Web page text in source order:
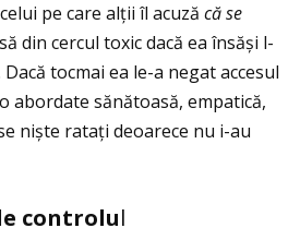
pe care alţii îl acuză căse
din cercul toxic dacă ea însăși l-
tocmai ea le-a negat accesul
abordate sănătoasă, empatică,
niște rataţi deoarece nu i-au
controlul